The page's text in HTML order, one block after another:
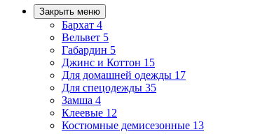
Закрыть меню
Бархат 4
Вельвет 5
Габардин 5
Джинс и Коттон 15
Для домашней одежды 17
Для спецодежды 35
Замша 4
Клеевые 12
Костюмные демисезонные 13